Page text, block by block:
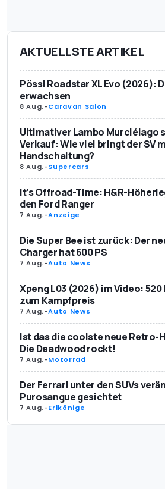
AKTUELLSTE ARTIKEL
Pössl Roadstar XL Evo (2026):
erwachsen
8 Aug.-Caravan Salon
Ultimativer Lambo Murciélago
Verkauf: Wie viel bringt der SV
Handschaltung?
8 Aug.-Supercars
It’s Offroad-Time: H&R-
den Ford Ranger
7 Aug.-Anzeige
Die Super Bee ist zurück: Der
Charger hat 600 PS
7 Aug.-Auto News
Xpeng L03 (2026) im Video:
zum Kampfpreis
7 Aug.-Auto News
Ist das die coolste neue Retro-
Die Deadwood rockt!
7 Aug.-Motorrad
Der Ferrari unter den SUVs
Purosangue gesichtet
7 Aug.-Erlkönige